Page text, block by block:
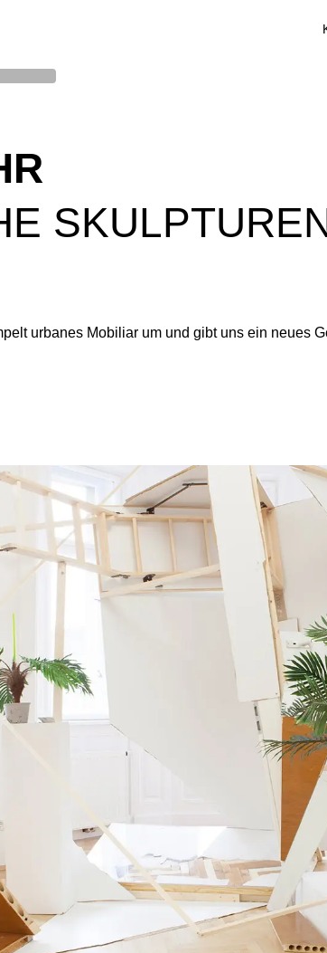
urbanes Mobiliar um und gibt uns ein neues